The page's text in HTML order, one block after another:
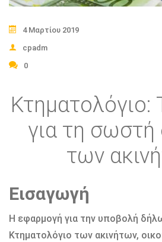
4 Μαρτίου 2019
cpadm
0
Κτηματολόγιο:
για τη
των
Εισαγωγή
Η εφαρμογή για την υποβολή
Κτηματολόγιο των ακινήτων,